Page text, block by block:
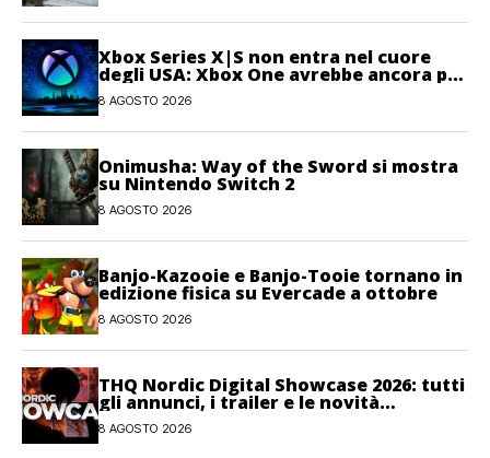
Xbox Series X|S non entra nel cuore
degli USA: Xbox One avrebbe ancora più
giocatori attivi
8 AGOSTO 2026
Onimusha: Way of the Sword si mostra
su Nintendo Switch 2
8 AGOSTO 2026
Banjo-Kazooie e Banjo-Tooie tornano in
edizione fisica su Evercade a ottobre
8 AGOSTO 2026
THQ Nordic Digital Showcase 2026: tutti
gli annunci, i trailer e le novità
dell’evento
8 AGOSTO 2026